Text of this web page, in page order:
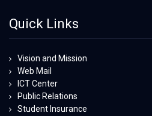
Quick Links
Vision and Mission
Web Mail
ICT Center
Public Relations
Student Insurance